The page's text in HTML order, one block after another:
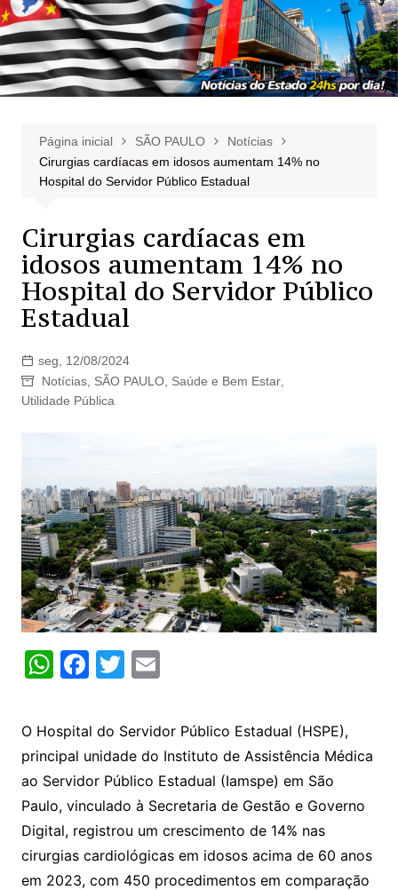
Página inicial SÃO PAULO
Notícias
Cirurgias cardíacas em idosos aumentam 14% no
Hospital do Servidor Público Estadual
Cirurgias cardíacas em
idosos aumentam 14% no
Hospital do Servidor Público
Estadual
seg, 12/08/2024
Notícias, SÃO PAULO, Saúde e Bem Estar,
Utilidade Pública
W
at
s
A
p
p
F
c
e
b
o
o
k
T
itt
er
E
ai
l
O Hospital do Servidor Público Estadual (HSPE),
principal unidade do Instituto de Assistência Médica
ao Servidor Público Estadual (Iamspe) em São
Paulo, vinculado à Secretaria de Gestão e Governo
Digital, registrou um crescimento de 14% nas
cirurgias cardiológicas em idosos acima de 60 anos
em 2023, com 450 procedimentos em comparação